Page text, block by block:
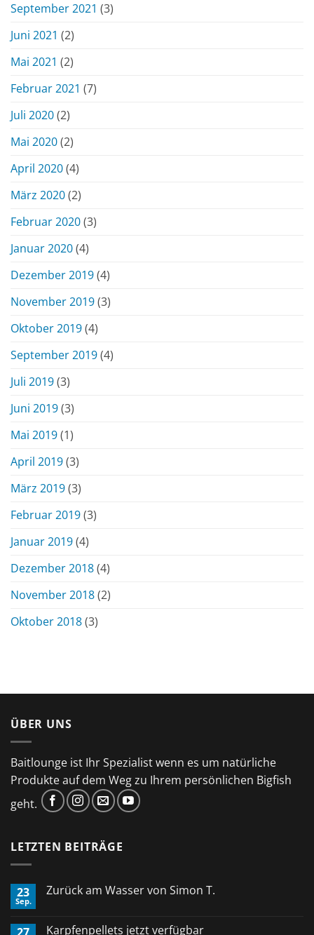
September 2021 (3)
Juni 2021 (2)
Mai 2021 (2)
Februar 2021 (7)
Juli 2020(2)
Mai 2020(2)
April 2020(4)
März 2020(2)
Februar 2020(3)
Januar 2020(4)
Dezember 2019(4)
November 2019(3)
Oktober 2019(4)
September 2019(4)
Juli 2019(3)
Juni 2019(3)
Mai 2019(1)
April 2019(3)
März 2019(3)
Februar 2019(3)
Januar 2019(4)
Dezember 2018(4)
November 2018(2)
Oktober 2018(3)
ÜBER UNS
Baitlounge ist Ihr Spezialist wenn es um natürliche
Produkte auf dem Weg zu Ihrem persönlichen Bigfish
geht.
LETZTEN BEITRÄGE
23
Sep.
Zurück am Wasser von Simon T.
Zurück
Karpfenpellets jetzt verfügbar